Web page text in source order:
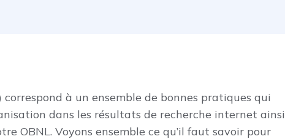
à un ensemble de bonnes pratiques qui
dans les résultats de recherche internet ainsi
OBNL. Voyons ensemble ce qu’il faut savoir pour